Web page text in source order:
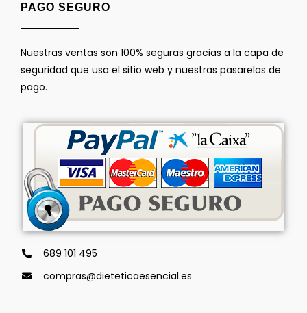
PAGO SEGURO
Nuestras ventas son 100% seguras gracias a la capa de
seguridad que usa el sitio web y nuestras pasarelas de
pago.
689 101 495
compras@dieteticaesencial.es